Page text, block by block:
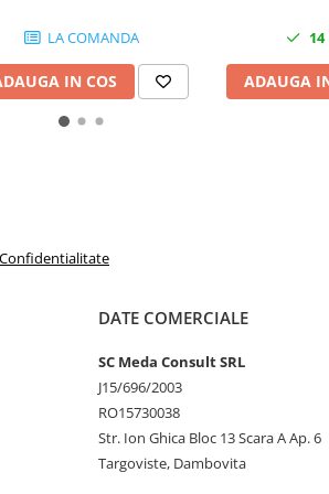
LA COMANDA
IN COS
14
ADAUGA
DATE COMERCIALE
SC Meda Consult SRL
J15/696/2003
RO15730038
Str. Ion Ghica Bloc 13 Scara A Ap. 6
Targoviste, Dambovita